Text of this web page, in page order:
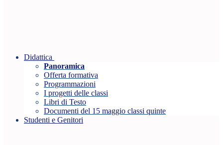
Didattica
Panoramica
Offerta formativa
Programmazioni
I progetti delle classi
Libri di Testo
Documenti del 15 maggio classi quinte
Studenti e Genitori